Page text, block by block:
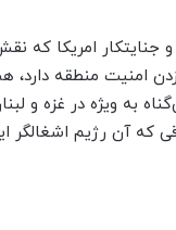
جنایتکار امریکا که
امنیت منطقه دارد،
به ویژه در غزه و
که آن رژیم اشغالگر